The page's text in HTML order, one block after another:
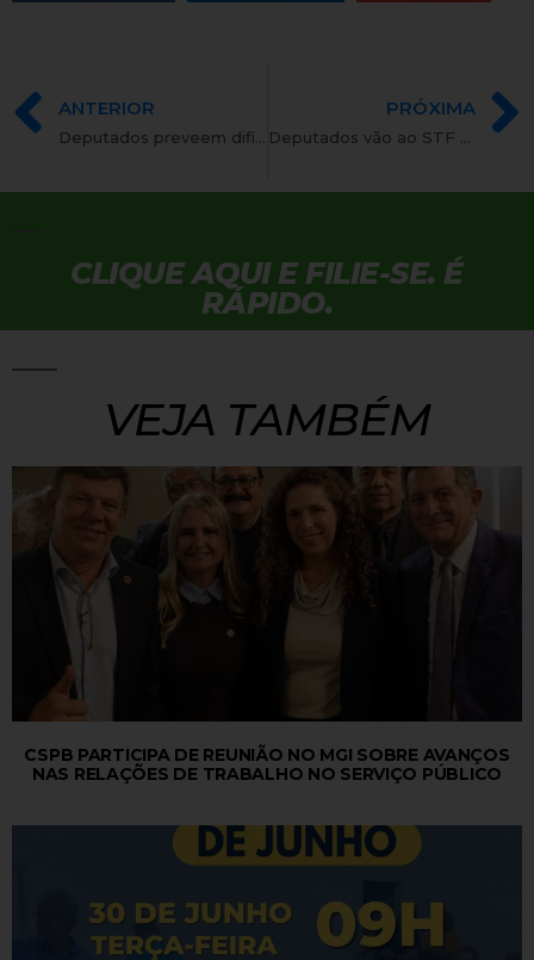
ANTERIOR
Deputados preveem dificuldade de aprovar doação empresarial em 2º turno
PRÓXIMA
Deputados vão ao STF contra emenda que trata das doações de empresas a partidos
CLIQUE AQUI E FILIE-SE. É
RÁPIDO.
VEJA TAMBÉM
CSPB PARTICIPA DE REUNIÃO NO MGI SOBRE AVANÇOS
NAS RELAÇÕES DE TRABALHO NO SERVIÇO PÚBLICO